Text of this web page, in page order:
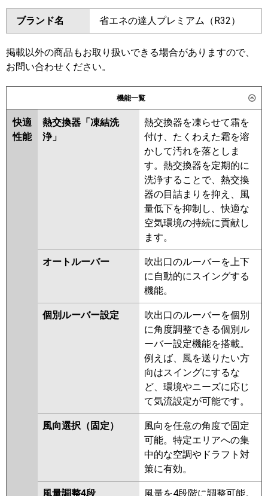
東芝 GUXA080131MUB GUXA080131XU
GUXA08013P1XU
三菱電機 PLZ-DHRMP80H6
DHRMP80HBF6
DHRMP80HF6 PLZ-ZRMP80HLF6
PLZ-ZRMP80HF6 PLZ-
ZRMP80HBF6
PLZ-
ZRMP80HFG6
RCI-GP80RGH9
FDTZ806H6SA-airf
FDTZ806H6SA
FDTZ806H6SA-rak
FDTZ806H6SA-osj
パナソニック PA-P80U7GNC PA-P80U7GNCX
PA-P80U7GC
ダイキン SSRC80CT SSRC80CNT
SSRUC80CT SSRC80BYT
SSRC80BYNT SSRUC80BYT
SSRC80BJT SSRC80BJNT
SSRJC80BJT
SSRC80BCNT
東芝 GUXA08013XU GUXA08013MUB
GUXA08013PXU
GUXA08013PMUB
RUXA08033MUB RUXA08033MU
RUXA08033XU RUXA08033X
RUXA08033M RUXA08012X
RUXA08012M
PLZ-DHRMP80HBF5 PLZ-
DHRMP80HF5
PLZ-DHRMP80HFG5
PLZ-
ZRMP80HLF5 PLZ-ZRMP80HF5
PLZ-ZRMP80HBF5
ZRMP80HFG5 PLZ-DHRMP80H4
PLZ-DHRMP80HFG4 PLZ-
DHRMP80HBF4 PLZ-
DHRMP80HF4 PLZ-ZRMP80HF4
PLZ-ZRMP80HLF4 PLZ-
ZRMP80HBF4 PLZ-ZRMP80HFG4
PLZ-DHRMP80HFG3 PLZ-
DHRMP80HF3 PLZ-DHRMP80H3
PLZ-ZRMP80HLF3 PLZ-
ZRMP80HF3 PLZ-ZRMP80HFG3
PLZ-DHRMP80HFG2 PLZ-
DHRMP80HF2 PLZ-DHRMP80H2
PLZ-ZRMP80HF2 PLZ-
ZRMP80HLF2 PLZ-ZRMP80HFG2
ブランド名 省エネの達人プレミアム（R32）
掲載以外の商品もお取り扱いできる場合がありますので、
お問い合わせください。
機能一覧
快適
性能
熱交換器「凍結洗
浄」
熱交換器を凍らせて霜を
付け、たくわえた霜を溶
かして汚れを落としま
す。熱交換器を定期的に
洗浄することで、熱交換
器の目詰まりを抑え、風
量低下を抑制し、快適な
空気環境の持続に貢献し
ます。
オートルーバー
吹出口のルーバーを上下
に自動的にスイングする
機能。
個別ルーバー設定
吹出口のルーバーを個別
に角度調整できる個別ル
ーバー設定機能を搭載。
例えば、風を送りたい方
向はスイングにするな
ど、環境やニーズに応じ
て気流設定が可能です。
風向選択（固定）
風向を任意の角度で固定
可能。特定エリアへの集
中的な空調やドラフト対
策に有効。
風量調整4段 風量を4段階に調整可能。